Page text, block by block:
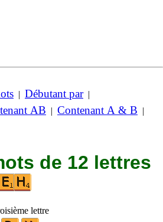
| Débutant par|
AB | Contenant A & B |
de 12 lettres
lettre